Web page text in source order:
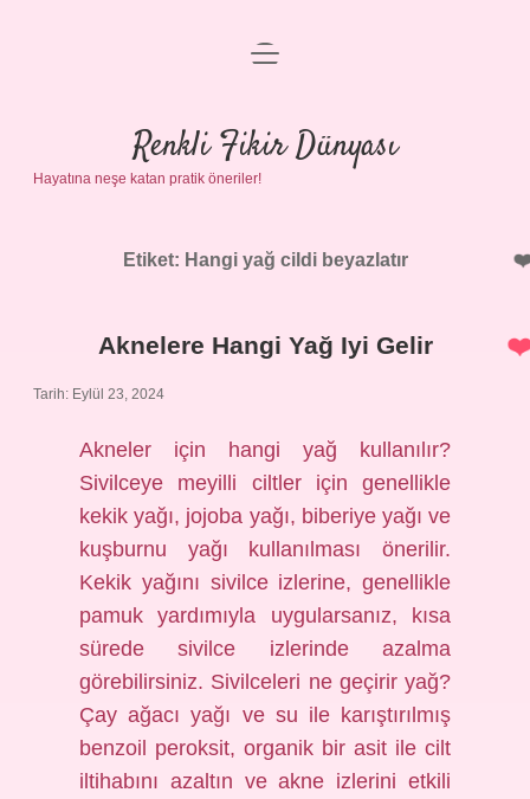
Anasayfa
Gizlilik Politikası
Yasal Uyarı
menüyü
Renkli Fikir Dünyası
Hayatına neşe katan pratik öneriler!
Etiket: Hangi yağ cildi beyazlatır
Aknelere Hangi Yağ Iyi Gelir
Tarih: Eylül 23, 2024
Akneler için hangi yağ kullanılır?
Sivilceye meyilli ciltler için genellikle
kekik yağı, jojoba yağı, biberiye yağı ve
kuşburnu yağı kullanılması önerilir.
Kekik yağını sivilce izlerine, genellikle
pamuk yardımıyla uygularsanız, kısa
sürede sivilce izlerinde azalma
görebilirsiniz. Sivilceleri ne geçirir yağ?
Çay ağacı yağı ve su ile karıştırılmış
benzoil peroksit, organik bir asit ile cilt
iltihabını azaltın ve akne izlerini etkili